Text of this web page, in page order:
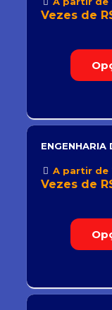
Vezes de
ENGENHARIA
A partir de
Vezes de